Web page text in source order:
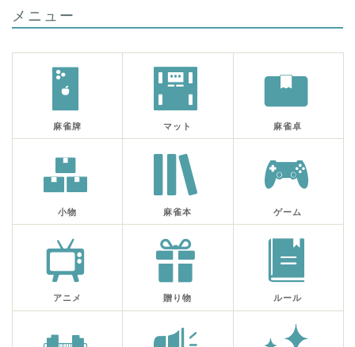
メニュー
麻雀牌 マット 麻雀卓
小物 麻雀本 ゲーム
アニメ 贈り物 ルール